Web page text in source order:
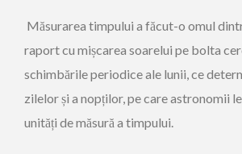
Măsurarea timpului a făcut-o omul
raport cu mișcarea soarelui pe bolta
schimbările periodice ale lunii, ce
zilelor și a nopților, pe care astronomii
unități de măsură a timpului.